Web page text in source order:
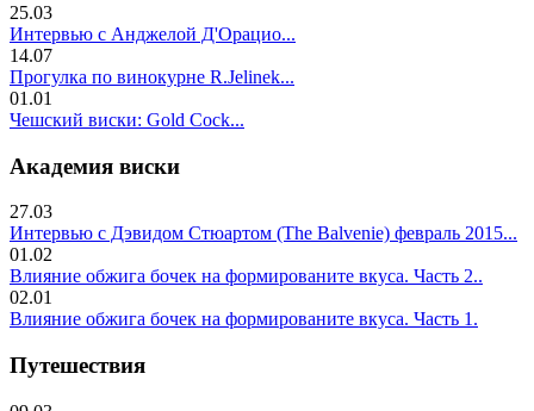
25.03
Интервью с Анджелой Д'Орацио...
14.07
Прогулка по винокурне R.Jelinek...
01.01
Чешский виски: Gold Cock...
Академия виски
27.03
Интервью с Дэвидом Стюартом (The Balvenie) февраль 2015...
01.02
Влияние обжига бочек на формированите вкуса. Часть 2..
02.01
Влияние обжига бочек на формированите вкуса. Часть 1.
Путешествия